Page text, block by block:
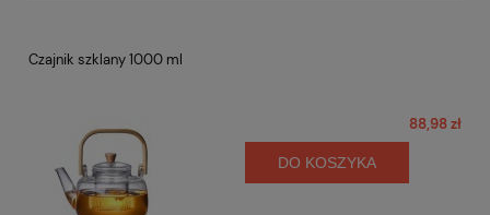
Czajnik szklany 1000 ml
88,98 zł
DO KOSZYKA